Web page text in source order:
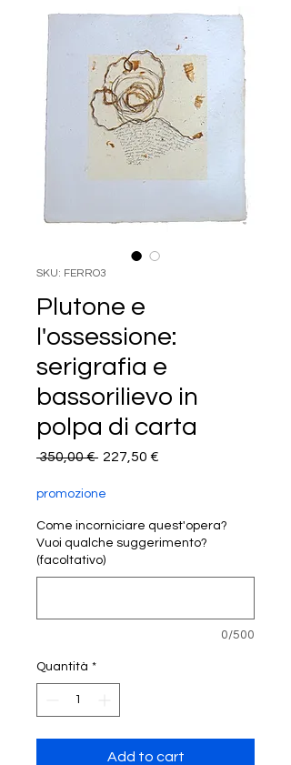
SKU: FERRO3
Plutone e
l'ossessione:
serigrafia e
bassorilievo in
polpa di carta
350,00 € Prezzo
227,50 €
promozione
Come incorniciare quest'opera?
Vuoi qualche suggerimento?
(facoltativo)
0/500
Quantità *
Add to cart